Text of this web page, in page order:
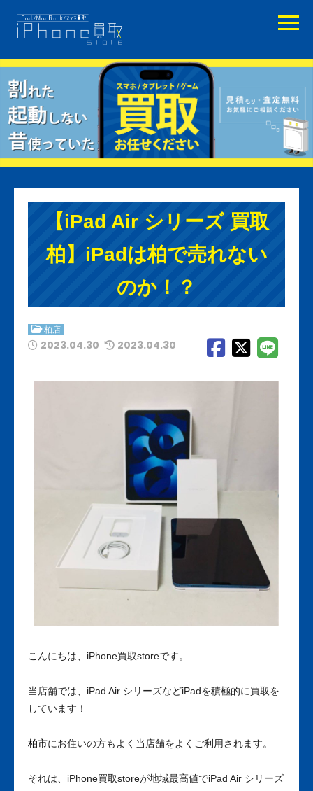
【iPad Air シリーズ 買取
柏】iPadは柏で売れない
のか！？
柏店
2023.04.30 2023.04.30
こんにちは、iPhone買取storeです。
当店舗では、iPad Air シリーズなどiPadを積極的に買取を
しています！
柏市にお住いの方もよく当店舗をよくご利用されます。
それは、iPhone買取storeが地域最高値でiPad Air シリーズ